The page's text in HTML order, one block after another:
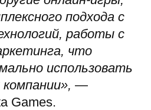
подхода с
работы с
что
использовать
—
Games.